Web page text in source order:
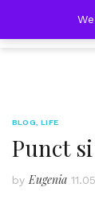
content
BLOG ,LIFE
Punct
by Eugenia